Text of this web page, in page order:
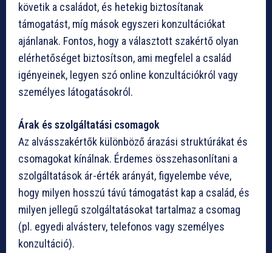
követik a családot, és hetekig biztosítanak
támogatást, míg mások egyszeri konzultációkat
ajánlanak. Fontos, hogy a választott szakértő olyan
elérhetőséget biztosítson, ami megfelel a család
igényeinek, legyen szó online konzultációkról vagy
személyes látogatásokról.
Árak és szolgáltatási csomagok
Az alvásszakértők különböző árazási struktúrákat és
csomagokat kínálnak. Érdemes összehasonlítani a
szolgáltatások ár-érték arányát, figyelembe véve,
hogy milyen hosszú távú támogatást kap a család, és
milyen jellegű szolgáltatásokat tartalmaz a csomag
(pl. egyedi alvásterv, telefonos vagy személyes
konzultáció).